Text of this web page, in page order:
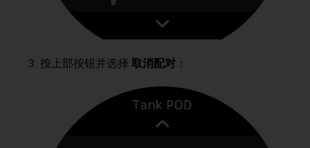
按上部按钮并选择 取消配对：